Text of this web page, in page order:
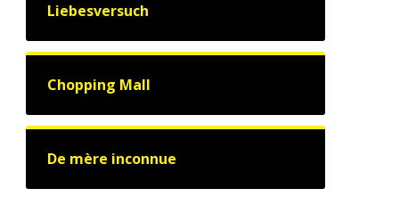
Liebesversuch
Chopping Mall
De mère inconnue